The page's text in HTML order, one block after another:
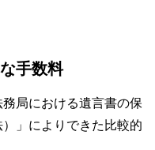
手数料
局における遺言書の保
」によりできた比較的